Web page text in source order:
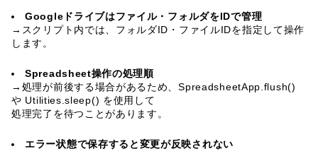
Googleドライブはファイル・フォルダをIDで管理
→スクリプト内では、フォルダID・ファイルIDを指定して操作
します。
Spreadsheet操作の処理順
→処理が前後する場合があるため、SpreadsheetApp.flush()
や Utilities.sleep() を使用して
処理完了を待つことがあります。
エラー状態で保存すると変更が反映されない